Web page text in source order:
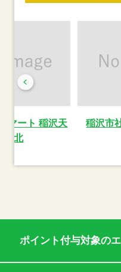
マート 稲沢天
池北
稲沢市
ポイント付与対象の